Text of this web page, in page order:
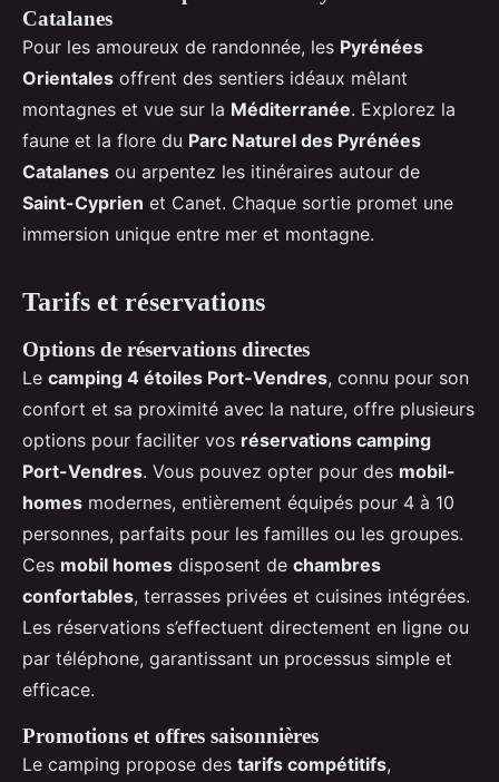
Catalanes
Pour les amoureux de randonnée, les Pyrénées
Orientales offrent des sentiers idéaux mêlant
montagnes et vue sur la Méditerranée. Explorez la
faune et la flore du Parc Naturel des Pyrénées
Catalanes ou arpentez les itinéraires autour de
Saint-Cyprien et Canet. Chaque sortie promet une
immersion unique entre mer et montagne.
Tarifs et réservations
Options de réservations directes
Le camping 4 étoiles Port-Vendres, connu pour son
confort et sa proximité avec la nature, offre plusieurs
options pour faciliter vos réservations camping
Port-Vendres. Vous pouvez opter pour des mobil-
homes modernes, entièrement équipés pour 4 à 10
personnes, parfaits pour les familles ou les groupes.
Ces mobil homes disposent de chambres
confortables, terrasses privées et cuisines intégrées.
Les réservations s’effectuent directement en ligne ou
par téléphone, garantissant un processus simple et
efficace.
Promotions et offres saisonnières
Le camping propose des tarifs compétitifs,